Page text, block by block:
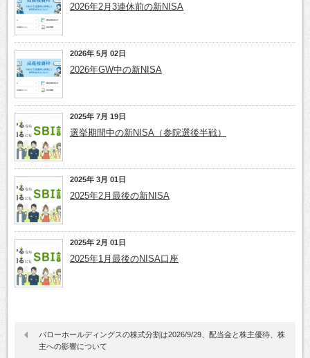
2026年2月3連休前の新NISA
2026年 5月 02日
2026年GW中の新NISA
2025年 7月 19日
選挙期間中の新NISA（参院選後半戦）
2025年 3月 01日
2025年2月最後の新NISA
2025年 2月 01日
2025年1月最後のNISA口座
バローホールディングスの株式分割は2026/9/29、配当金と株主優待、株
主への影響について